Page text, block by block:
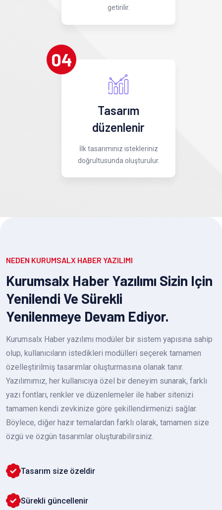
getirilir.
04
Tasarım
düzenlenir
İlk tasarımınız istekleriniz
doğrultusunda oluşturulur.
NEDEN KURUMSALX HABER YAZILIMI
Kurumsalx Haber Yazılımı Sizin Için
Yenilendi Ve Sürekli
Yenilenmeye Devam Ediyor.
Kurumsalx Haber yazılımı modüler bir sistem yapısına sahip
olup, kullanıcıların istedikleri modülleri seçerek tamamen
özelleştirilmiş tasarımlar oluşturmasına olanak tanır.
Yazılımımız, her kullanıcıya özel bir deneyim sunarak, farklı
yazı fontları, renkler ve düzenlemeler ile haber sitenizi
tamamen kendi zevkinize göre şekillendirmenizi sağlar.
Böylece, diğer hazır temalardan farklı olarak, tamamen size
özgü ve özgün tasarımlar oluşturabilirsiniz.
Tasarım size özeldir
Sürekli güncellenir